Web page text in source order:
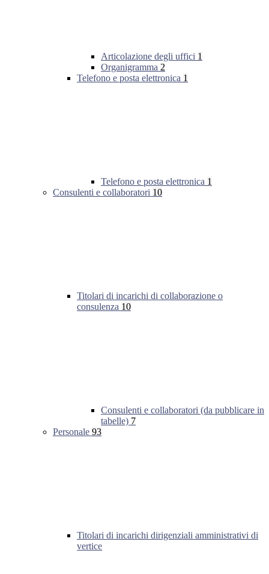
Articolazione degli uffici 1
Organigramma 2
Telefono e posta elettronica 1
Telefono e posta elettronica 1
Consulenti e collaboratori 10
Titolari di incarichi di collaborazione o
consulenza 10
Consulenti e collaboratori (da pubblicare in
tabelle) 7
Personale 93
Titolari di incarichi dirigenziali amministrativi di
vertice